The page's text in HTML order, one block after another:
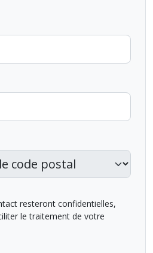
resteront confidentielles,
le traitement de votre